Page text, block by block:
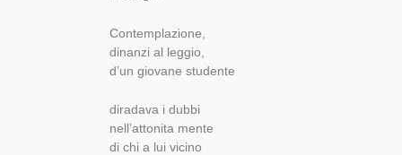
Contemplazione,
dinanzi al leggio,
d’un giovane studente
diradava i dubbi
nell’attonita mente
di chi a lui vicino